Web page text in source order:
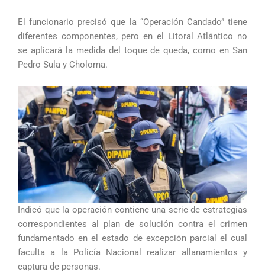
El funcionario precisó que la “Operación Candado” tiene
diferentes componentes, pero en el Litoral Atlántico no
se aplicará la medida del toque de queda, como en San
Pedro Sula y Choloma.
Indicó que la operación contiene una serie de estrategias
correspondientes al plan de solución contra el crimen
fundamentado en el estado de excepción parcial el cual
faculta a la Policía Nacional realizar allanamientos y
captura de personas.